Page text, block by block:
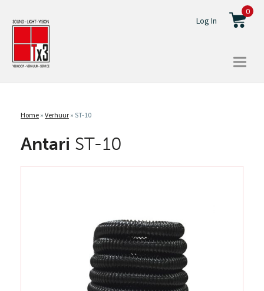
Log In
0
Home » Verhuur » ST-10
Antari ST-10